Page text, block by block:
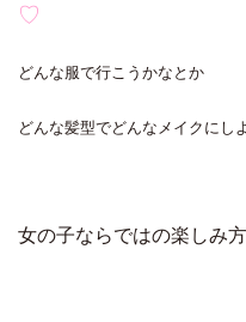
♡
どんな服で行こうかなとか
どんな髪型でどんなメイクにし
女の子ならではの楽しみ